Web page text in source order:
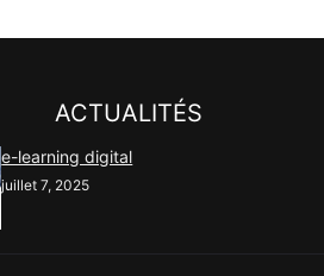
ACTUALITÉS
e-learning digital
juillet 7, 2025